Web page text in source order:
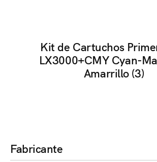
Kit de Cartuchos
LX3000+CMY Cyan-
Amarrillo (3)
Fabricante